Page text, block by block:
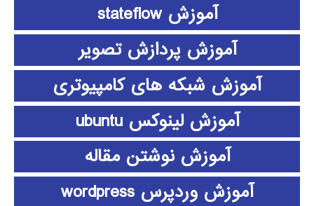
آموزش stateflow
آموزش پردازش تصویر
آموزش شبکه های کامپیوتری
آموزش لینوکس ubuntu
آموزش نوشتن مقاله
آموزش وردپرس wordpress